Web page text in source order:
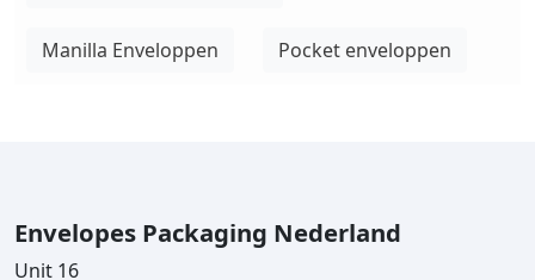
Manilla Enveloppen Pocket enveloppen
Envelopes Packaging Nederland
Unit 16